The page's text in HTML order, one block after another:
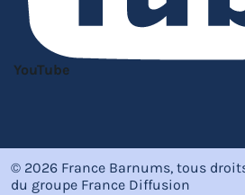
YouTube
© 2026 France Barnums, tous
du groupe France Diffusion